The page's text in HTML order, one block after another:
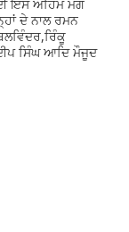
ਇਸ ਅਹਿਮ ਮੰਗ
ਦੇ ਨਾਲ ਰਮਨ
ਸਿੰਘ ਆਦਿ ਮੌਜੂਦ